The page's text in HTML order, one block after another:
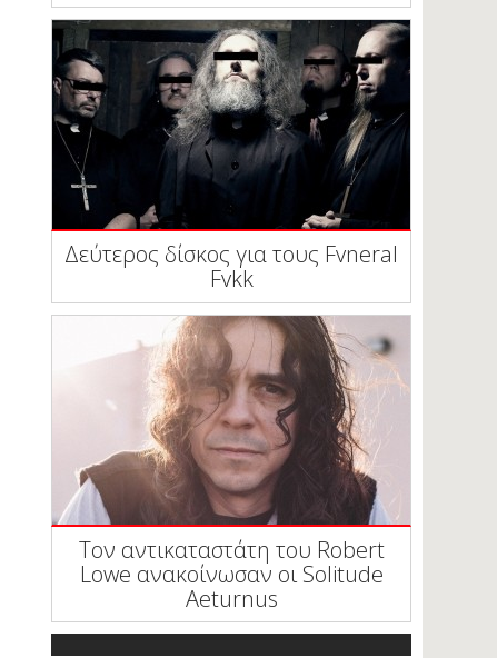
Δεύτερος δίσκος για τους Fvneral
Fvkk
Τον αντικαταστάτη του Robert
Lowe ανακοίνωσαν οι Solitude
Aeturnus